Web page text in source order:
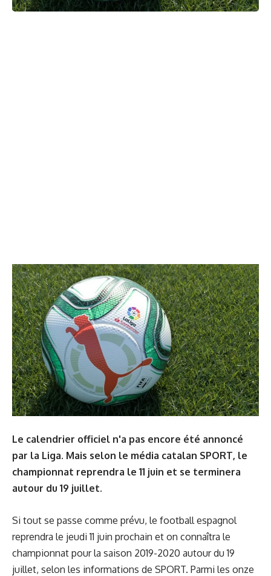
Le calendrier officiel n'a pas encore été annoncé
par la Liga. Mais selon le média catalan SPORT, le
championnat reprendra le 11 juin et se terminera
autour du 19 juillet.
Si tout se passe comme prévu, le football espagnol
reprendra le jeudi 11 juin prochain et on connaîtra le
championnat pour la saison 2019-2020 autour du 19
juillet, selon les informations de SPORT. Parmi les onze